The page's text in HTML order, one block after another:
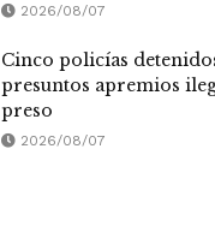
2026/08/07
Cinco policías
presuntos apremios
preso
2026/08/07